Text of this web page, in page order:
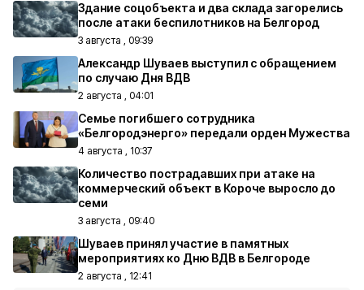
Здание соцобъекта и два склада загорелись
после атаки беспилотников на Белгород
3 августа , 09:39
Александр Шуваев выступил с обращением
по случаю Дня ВДВ
2 августа , 04:01
Семье погибшего сотрудника
«Белгородэнерго» передали орден Мужества
4 августа , 10:37
Количество пострадавших при атаке на
коммерческий объект в Короче выросло до
семи
3 августа , 09:40
Шуваев принял участие в памятных
мероприятиях ко Дню ВДВ в Белгороде
2 августа , 12:41